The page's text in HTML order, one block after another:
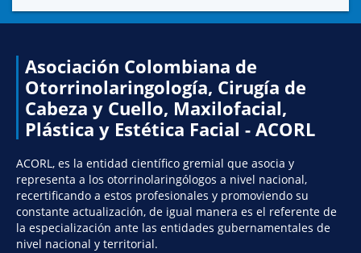
Asociación Colombiana de
Otorrinolaringología, Cirugía de
Cabeza y Cuello, Maxilofacial,
Plástica y Estética Facial - ACORL
ACORL, es la entidad científico gremial que asocia y
representa a los otorrinolaringólogos a nivel nacional,
recertificando a estos profesionales y promoviendo su
constante actualización, de igual manera es el referente de
la especialización ante las entidades gubernamentales de
nivel nacional y territorial.